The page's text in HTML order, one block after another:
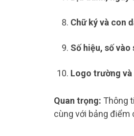
Chữ ký và con
Số hiệu, số vào
Logo trường và
Quan trọng: Thông
cùng với bảng